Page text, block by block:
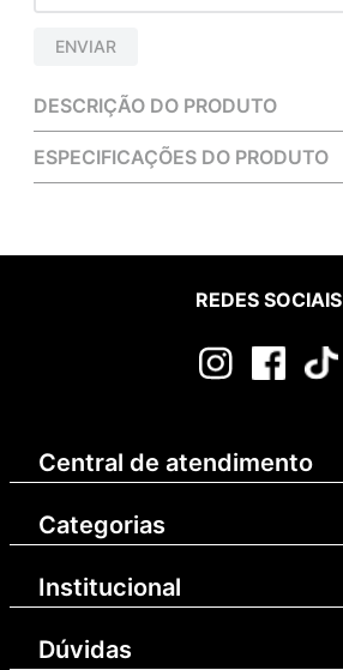
ENVIAR
DESCRIÇÃO DO PRODUTO
ESPECIFICAÇÕES DO PRODUTO
REDES SOCIAIS
Central de atendimento
Categorias
Institucional
Dúvidas